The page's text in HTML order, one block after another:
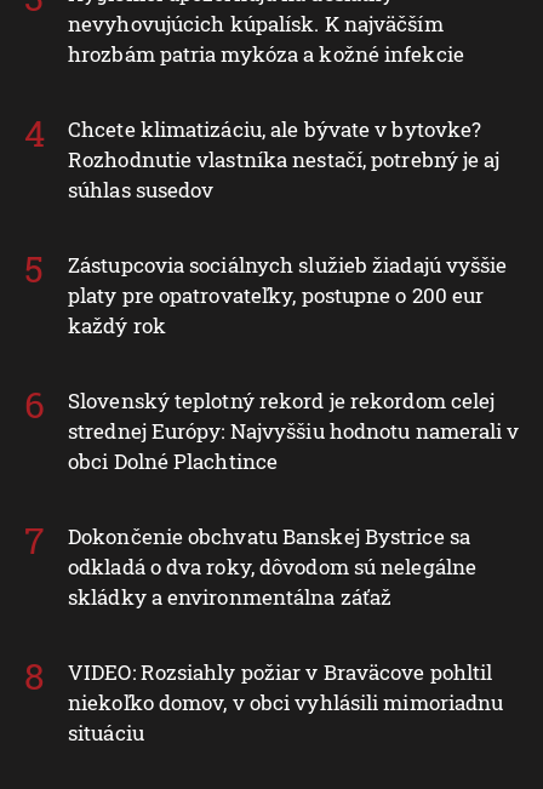
nevyhovujúcich kúpalísk. K najväčším
hrozbám patria mykóza a kožné infekcie
Chcete klimatizáciu, ale bývate v bytovke?
Rozhodnutie vlastníka nestačí, potrebný je aj
súhlas susedov
Zástupcovia sociálnych služieb žiadajú vyššie
platy pre opatrovateľky, postupne o 200 eur
každý rok
Slovenský teplotný rekord je rekordom celej
strednej Európy: Najvyššiu hodnotu namerali v
obci Dolné Plachtince
Dokončenie obchvatu Banskej Bystrice sa
odkladá o dva roky, dôvodom sú nelegálne
skládky a environmentálna záťaž
VIDEO: Rozsiahly požiar v Braväcove pohltil
niekoľko domov, v obci vyhlásili mimoriadnu
situáciu